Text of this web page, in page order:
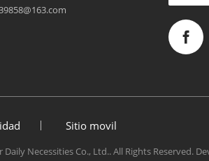
Sitio movil
Necessities Co., Ltd.. All Rights Reserved.